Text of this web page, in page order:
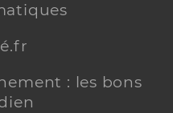
: les bons